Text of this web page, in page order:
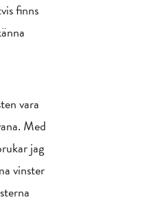
finns
vara
Med
jag
vinster